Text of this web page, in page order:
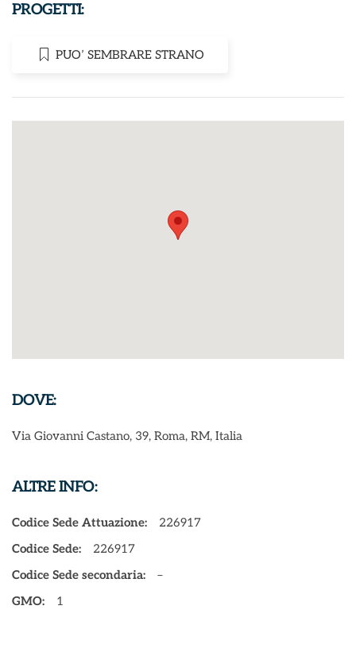
PROGETTI:
PUO’ SEMBRARE STRANO
DOVE:
Via Giovanni Castano, 39, Roma, RM, Italia
ALTRE INFO:
Codice Sede Attuazione:
226917
Codice Sede:
226917
Codice Sede secondaria:
–
GMO:
1